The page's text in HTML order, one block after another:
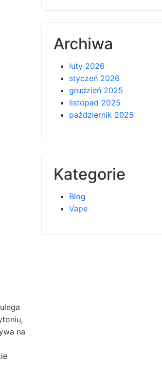
na
Archiwa
luty 2026
styczeń 2026
grudzień 2025
listopad 2025
październik 2025
Kategorie
Blog
Vape